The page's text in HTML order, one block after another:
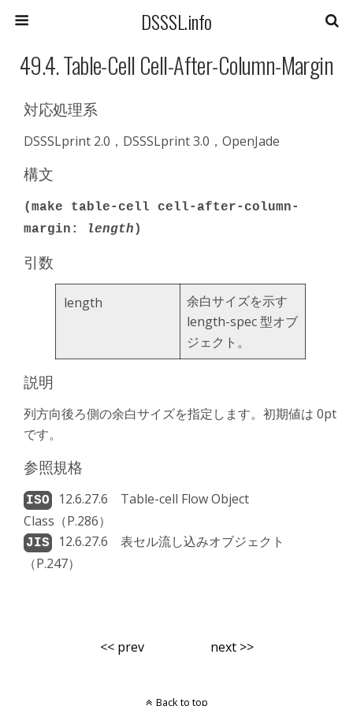
DSSSL.info
49.4. Table-Cell Cell-After-Column-Margin
対応処理系
DSSSLprint 2.0，DSSSLprint 3.0，OpenJade
構文
(make table-cell cell-after-column-
margin:
length )
引数
length
余白サイズを示す
length-spec 型オブ
ジェクト。
説明
列方向後ろ側の余白サイズを指定します。初期値は 0pt
です。
参照規格
12.6.27.6 Table-cell Flow Object
Class（P.286）
12.6.27.6 表セル流し込みオブジェクト
（P.247）
<< prev next >>
Back to top